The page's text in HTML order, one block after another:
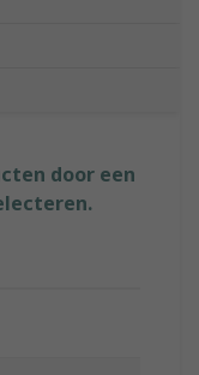
door een